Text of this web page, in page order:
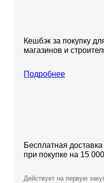
Кешбэк за покупку
магазинов и
Подробнее
Бесплатная
при покупке на 15
Действует на первую